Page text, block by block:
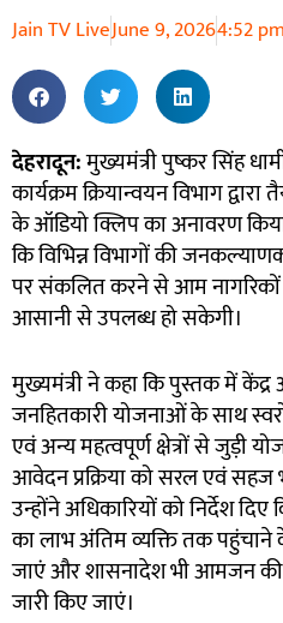
Jain TV LiveJune 9, 20264:52 pm
देहरादून:मुख्यमंत्री पुष्कर सिंह
कार्यक्रम क्रियान्वयन विभाग
के ऑडियो क्लिप का अनावरण
कि विभिन्न विभागों की
पर संकलित करने से आम
आसानी से उपलब्ध हो सकेगी।
मुख्यमंत्री ने कहा कि पुस्तक में
जनहितकारी योजनाओं के साथ
एवं अन्य महत्वपूर्ण क्षेत्रों से जुड़ी
आवेदन प्रक्रिया को सरल एवं सहज
उन्होंने अधिकारियों को निर्देश
का लाभ अंतिम व्यक्ति तक पहुंचाने
जाएं और शासनादेश भी आमजन
जारी किए जाएं।